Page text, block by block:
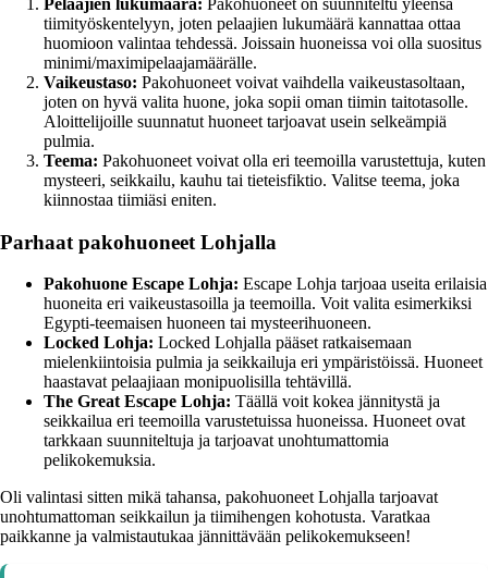
Pelaajien lukumäärä: Pakohuoneet on suunniteltu yleensä
tiimityöskentelyyn, joten pelaajien lukumäärä kannattaa ottaa
huomioon valintaa tehdessä. Joissain huoneissa voi olla suositus
minimi/maximipelaajamäärälle.
Vaikeustaso: Pakohuoneet voivat vaihdella vaikeustasoltaan,
joten on hyvä valita huone, joka sopii oman tiimin taitotasolle.
Aloittelijoille suunnatut huoneet tarjoavat usein selkeämpiä
pulmia.
Teema: Pakohuoneet voivat olla eri teemoilla varustettuja, kuten
mysteeri, seikkailu, kauhu tai tieteisfiktio. Valitse teema, joka
kiinnostaa tiimiäsi eniten.
Parhaat pakohuoneet Lohjalla
Pakohuone Escape Lohja: Escape Lohja tarjoaa useita erilaisia
huoneita eri vaikeustasoilla ja teemoilla. Voit valita esimerkiksi
Egypti-teemaisen huoneen tai mysteerihuoneen.
Locked Lohja: Locked Lohjalla pääset ratkaisemaan
mielenkiintoisia pulmia ja seikkailuja eri ympäristöissä. Huoneet
haastavat pelaajiaan monipuolisilla tehtävillä.
The Great Escape Lohja: Täällä voit kokea jännitystä ja
seikkailua eri teemoilla varustetuissa huoneissa. Huoneet ovat
tarkkaan suunniteltuja ja tarjoavat unohtumattomia
pelikokemuksia.
Oli valintasi sitten mikä tahansa, pakohuoneet Lohjalla tarjoavat
unohtumattoman seikkailun ja tiimihengen kohotusta. Varatkaa
paikkanne ja valmistautukaa jännittävään pelikokemukseen!